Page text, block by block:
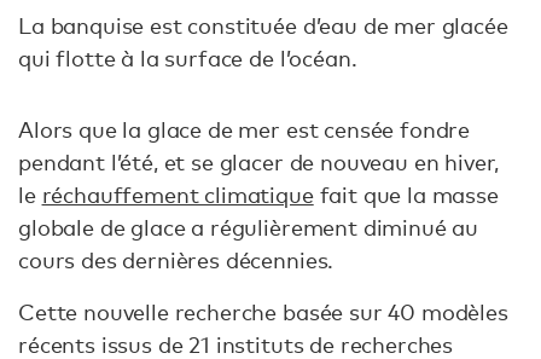
La banquise est constituée d’eau de mer glacée
qui flotte à la surface de l’océan.
Alors que la glace de mer est censée fondre
pendant l’été, et se glacer de nouveau en hiver,
le réchauffement climatiquefait que la masse
globale de glace a régulièrement diminué au
cours des dernières décennies.
Cette nouvelle recherche basée sur 40 modèles
récents issus de 21 instituts de recherches